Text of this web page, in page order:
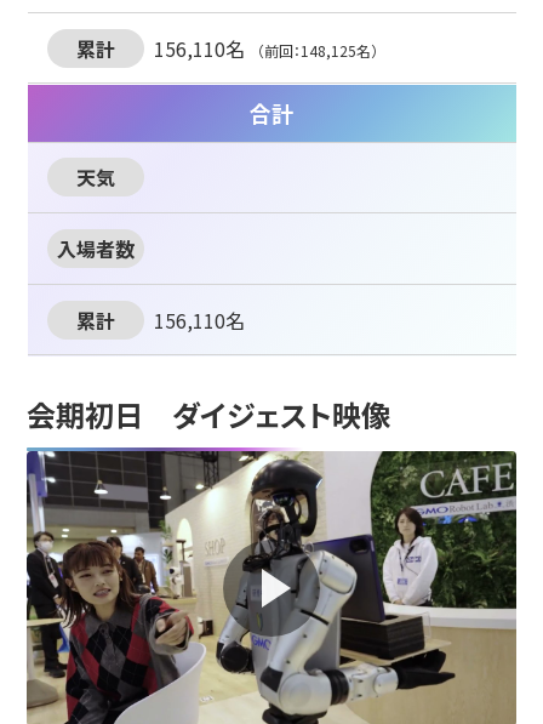
156,110名 （前回：148,125名）
合計
156,110名
会期初日 ダイジェスト映像